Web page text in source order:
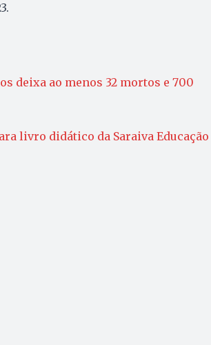
deixa ao menos 32 mortos e 700
livro didático da Saraiva Educação